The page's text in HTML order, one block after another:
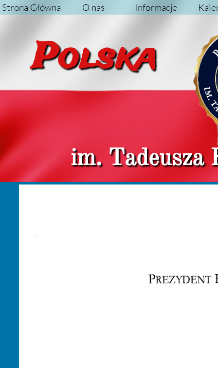
im. Tadeusza
Strona Główna O nas Informacje